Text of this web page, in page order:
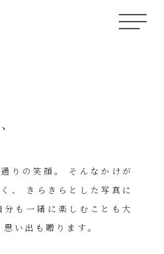
りの笑顔。 そんなかけが
、 きらきらとした写真に
も一緒に楽しむことも大
い出も贈ります。